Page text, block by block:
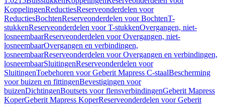
KoppelingenReductiesReserveonderdelen voor
ReductiesBochtenReserveonderdelen voor BochtenT-
stukkenReserveonderdelen voor T-stukkenOvergangen, niet-
losneembaarReserveonderdelen voor Overgangen, niet-
losneembaarOvergangen en verbindingen,
losneembaarReserveonderdelen voor Overgangen en verbindingen,
losneembaarSluitingenReserveonderdelen voor
SluitingenToebehoren voor Geberit Mapress C-staalBescherming
voor buizen en fittingenBevestigingen voor
buizenDichtingenBoutsets voor flensverbindingenGeberit Mapress
KoperGeberit Mapress KoperReserveonderdelen voor Geberit